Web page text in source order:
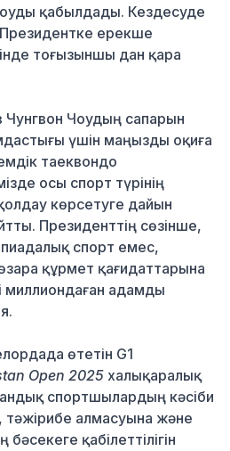
қабылдады. Кездесуде
ерекше
тоғызыншы дан қара
Чоудың сапарын
үшін маңызды оқиға
таеквондо
осы спорт түрінің
көрсетуге дайын
Президенттің сөзінше,
спорт емес,
құрмет қағидаттарына
миллиондаған адамды
өтетін G1
Open 2025 халықаралық
спортшылардың кәсіби
тәжірибе алмасуына және
қабілеттілігін